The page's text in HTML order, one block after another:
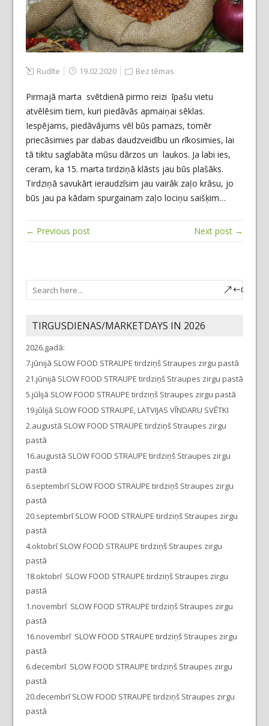
Rudīte 19.02.2020 Bez tēmas
Pirmajā marta svētdienā pirmo reizi īpašu vietu
atvēlēsim tiem, kuri piedāvās apmaiņai sēklas.
Iespējams, piedāvājums vēl būs pamazs, tomēr
priecāsimies par dabas daudzveidību un rīkosimies, lai
tā tiktu saglabāta mūsu dārzos un laukos. Ja labi ies,
ceram, ka 15. marta tirdziņā klāsts jau būs plašāks.
Tirdziņā savukārt ieraudzīsim jau vairāk zaļo krāsu, jo
būs jau pa kādam spurgainam zaļo lociņu saišķim…
← Previous post Next post →
TIRGUSDIENAS/MARKETDAYS IN 2026
2026.gadā:
7.jūnijā SLOW FOOD STRAUPE tirdziņš Straupes zirgu pastā
21.jūnijā SLOW FOOD STRAUPE tirdziņš Straupes zirgu pastā
5.jūlijā SLOW FOOD STRAUPE tirdziņš Straupes zirgu pastā
19.jūlijā SLOW FOOD STRAUPE, LATVIJAS VĪNDARU SVĒTKI
2.augustā SLOW FOOD STRAUPE tirdziņš Straupes zirgu
pastā
16.augustā SLOW FOOD STRAUPE tirdziņš Straupes zirgu
pastā
6.septembrī SLOW FOOD STRAUPE tirdziņš Straupes zirgu
pastā
20.septembrī SLOW FOOD STRAUPE tirdziņš Straupes zirgu
pastā
4.oktobrī SLOW FOOD STRAUPE tirdziņš Straupes zirgu
pastā
18.oktobrī SLOW FOOD STRAUPE tirdziņš Straupes zirgu
pastā
1.novembrī SLOW FOOD STRAUPE tirdziņš Straupes zirgu
pastā
16.novembrī SLOW FOOD STRAUPE tirdziņš Straupes zirgu
pastā
6.decembrī SLOW FOOD STRAUPE tirdziņš Straupes zirgu
pastā
20.decembrī SLOW FOOD STRAUPE tirdziņš Straupes zirgu
pastā